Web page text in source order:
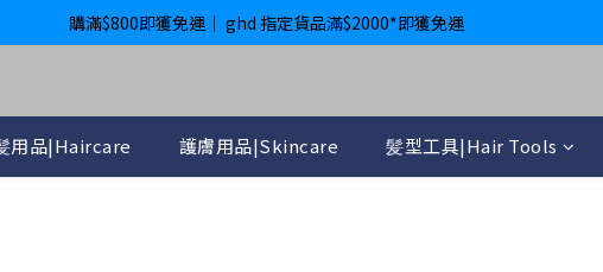
購滿$800即獲免運｜ ghd 指定貨品滿$2000*即獲免運
購滿$800即獲免運｜ ghd 指定貨品滿$2000*即獲免運
購滿$800即獲免運｜ ghd 指定貨品滿$2000*即獲免運
用品|Haircare 護膚用品|Skincare 髪型工具|Hair Tools